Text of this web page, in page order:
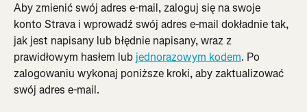
Aby zmienić swój adres e-mail, zaloguj się na swoje
konto Strava i wprowadź swój adres e-mail dokładnie tak,
jak jest napisany lub błędnie napisany, wraz z
prawidłowym hasłem lub jednorazowym kodem. Po
zalogowaniu wykonaj poniższe kroki, aby zaktualizować
swój adres e-mail.